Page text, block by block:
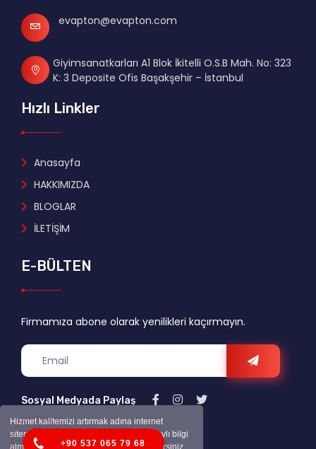
Hizmet kalitemizi artırmak adına internet
sitemizde çerezler kullanmaktayız. Detaylı bilgi
+90 537 065 79 68
evapton@evapton.com
Giyimsanatkarları A1 Blok İkitelli O.S.B Mah. No: 323
K: 3 Deposite Ofis Başakşehir – İstanbul
Hızlı Linkler
Anasayfa
HAKKIMIZDA
BLOGLAR
İLETİŞİM
E-BÜLTEN
Firmamıza abone olarak yenilikleri kaçırmayın.
Sosyal Medyada Paylaş